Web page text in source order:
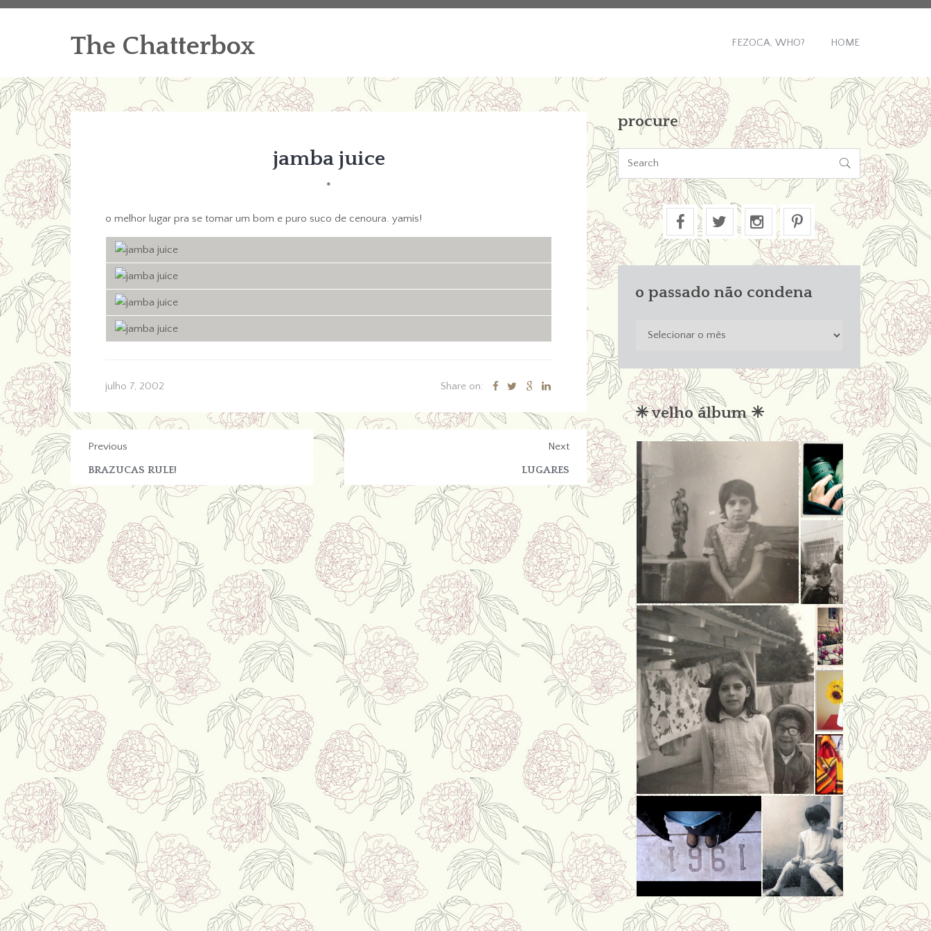
The Chatterbox FEZOCA, WHO? HOME
jamba juice
*
o melhor lugar pra se tomar um bom e puro suco de cenoura. yamis!
julho 7, 2002 Share on:
Previous
BRAZUCAS RULE!
Next
LUGARES
procure

o passado não condena
condena
✳︎ velho álbum ✳︎